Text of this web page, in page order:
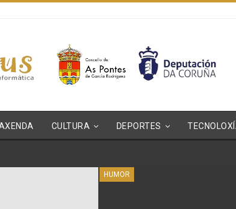
CULTURA DEPORTES
HUMOR